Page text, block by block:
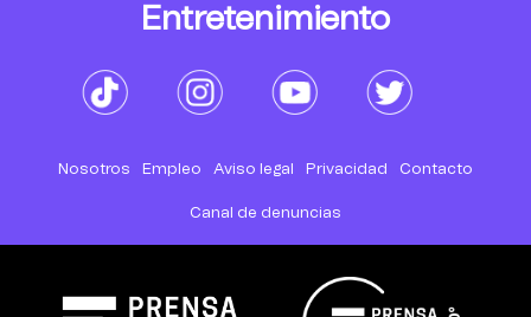
Entretenimiento
Nosotros Empleo Aviso legal Privacidad Contacto
Canal de denuncias